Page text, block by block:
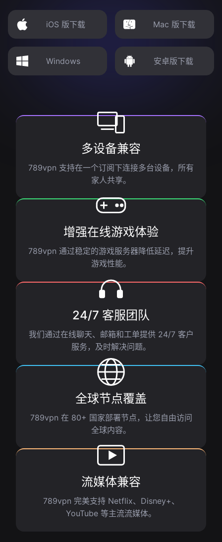
iOS 版下载 Mac 版下载
Windows 安卓版下载
多设备兼容
789vpn 支持在一个订阅下连接多台设备，所有
家人共享。
增强在线游戏体验
789vpn 通过稳定的游戏服务器降低延迟，提升
游戏性能。
24/7 客服团队
我们通过在线聊天、邮箱和工单提供 24/7 客户
服务，及时解决问题。
全球节点覆盖
789vpn 在 80+ 国家部署节点，让您自由访问
全球内容。
流媒体兼容
789vpn 完美支持 Netflix、Disney+、
YouTube 等主流流媒体。